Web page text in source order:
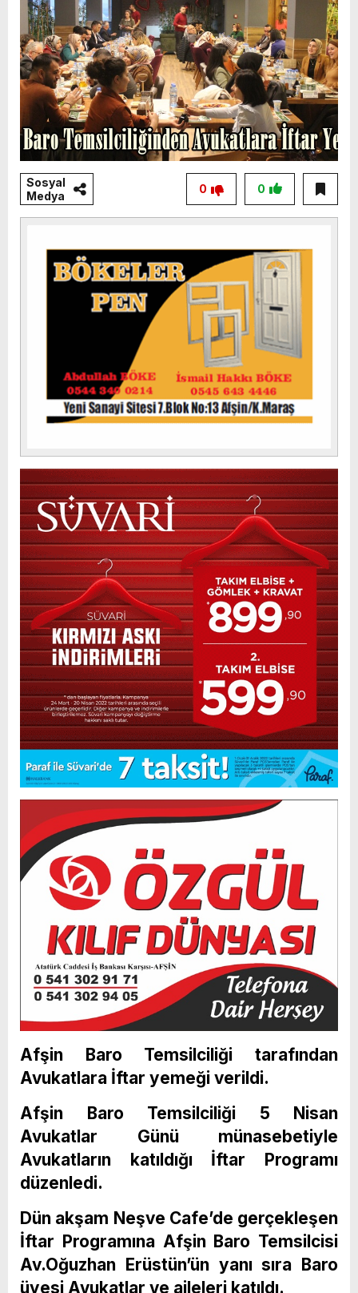
Sosyal
Medya
0
0
Afşin Baro Temsilciliği tarafından
Avukatlara İftar yemeği verildi.
Afşin Baro Temsilciliği 5 Nisan
Avukatlar Günü münasebetiyle
Avukatların katıldığı İftar Programı
düzenledi.
Dün akşam Neşve Cafe’de gerçekleşen
İftar Programına Afşin Baro Temsilcisi
Av.Oğuzhan Erüstün’ün yanı sıra Baro
üyesi Avukatlar ve aileleri katıldı.